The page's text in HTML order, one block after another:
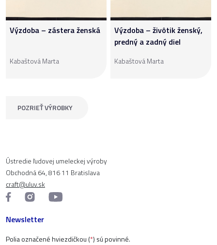
Výzdoba – zástera ženská
Kabaštová Marta
Výzdoba – živôtik ženský,
predný a zadný diel
Kabaštová Marta
POZRIEŤ VÝROBKY
Ústredie ľudovej umeleckej výroby
Obchodná 64, 816 11 Bratislava
craft@uluv.sk
Newsletter
Polia označené hviezdičkou (*) sú povinné.